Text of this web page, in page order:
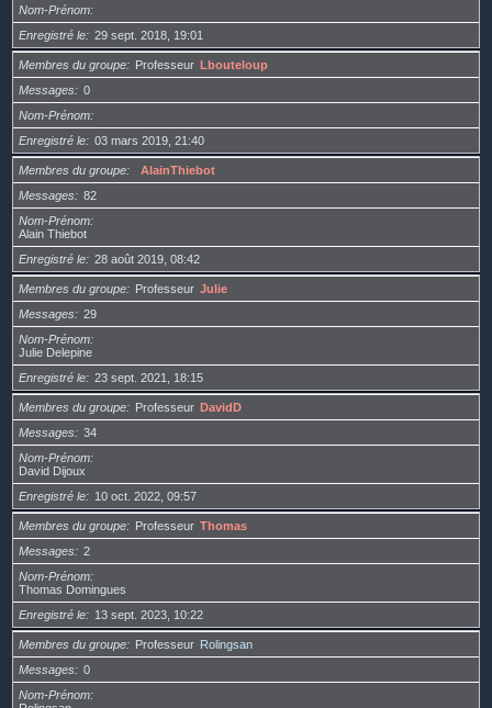
Nom-Prénom
Enregistré le
29 sept. 2018, 19:01
Membres du groupe Professeur Lbouteloup
Messages
0
Nom-Prénom
Enregistré le
03 mars 2019, 21:40
Membres du groupe
AlainThiebot
Messages
82
Nom-Prénom
Alain Thiebot
Enregistré le
28 août 2019, 08:42
Membres du groupe Professeur Julie
Messages
29
Nom-Prénom
Julie Delepine
Enregistré le
23 sept. 2021, 18:15
Membres du groupe Professeur DavidD
Messages
34
Nom-Prénom
David Dijoux
Enregistré le
10 oct. 2022, 09:57
Membres du groupe Professeur Thomas
Messages
2
Nom-Prénom
Thomas Domingues
Enregistré le
13 sept. 2023, 10:22
Membres du groupe Professeur Rolingsan
Messages
0
Nom-Prénom